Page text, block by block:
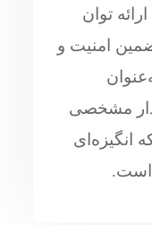
توان
امنیت و
مشخصی
انگیزه‌ای
است.